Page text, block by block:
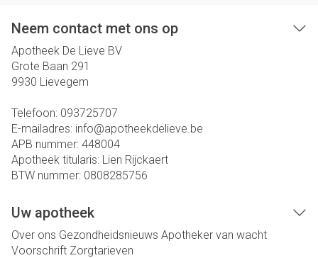
Neem contact met ons op
Apotheek De Lieve BV
Grote Baan 291
9930 Lievegem
Telefoon: 093725707
E-mailadres: info@apotheekdelieve.be
APB nummer: 448004
Apotheek titularis: Lien Rijckaert
BTW nummer: 0808285756
Uw apotheek
Over ons Gezondheidsnieuws Apotheker van wacht
Voorschrift Zorgtarieven